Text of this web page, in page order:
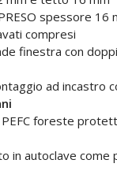
spessore 16
compresi
finestra con
ad incastro
PEFC foreste
in autoclave come